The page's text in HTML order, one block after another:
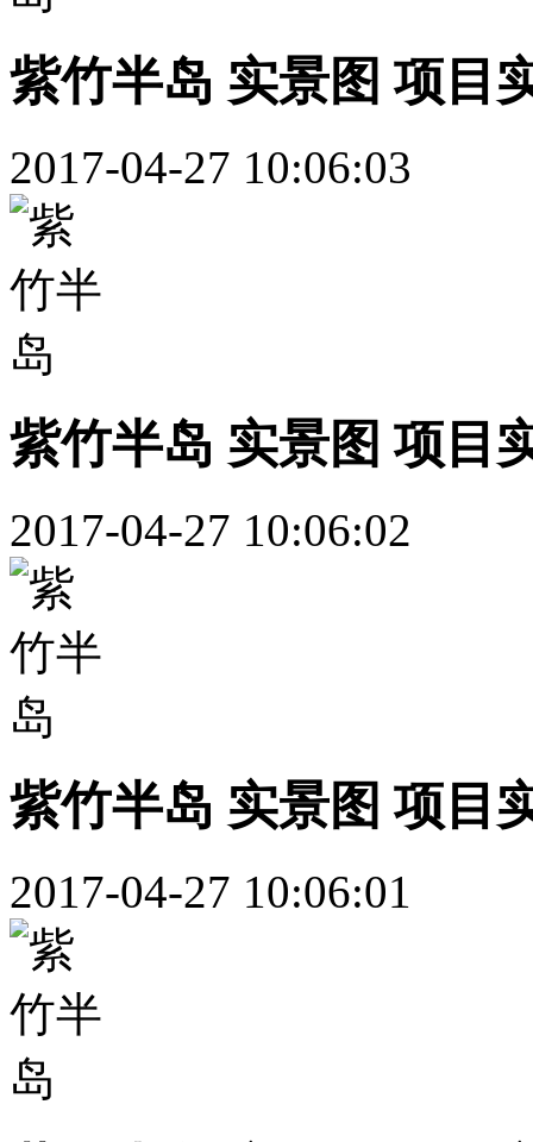
紫竹半岛 实景图 项目
2017-04-27 10:06:03
紫竹半岛 实景图 项目
2017-04-27 10:06:02
紫竹半岛 实景图 项目
2017-04-27 10:06:01